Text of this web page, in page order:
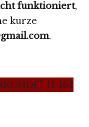
funktioniert,
kurze
.
(1-16)